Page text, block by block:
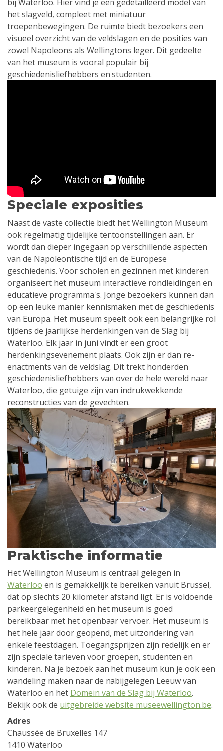
bij Waterloo. Hier vind je een gedetailleerd model van
het slagveld, compleet met miniatuur
troepenbewegingen. De ruimte biedt bezoekers een
visueel overzicht van de veldslagen en de posities van
zowel Napoleons als Wellingtons leger. Dit gedeelte
van het museum is vooral populair bij
geschiedenisliefhebbers en studenten.
Speciale exposities
Naast de vaste collectie biedt het Wellington Museum
ook regelmatig tijdelijke tentoonstellingen aan. Er
wordt dan dieper ingegaan op verschillende aspecten
van de Napoleontische tijd en de Europese
geschiedenis. Voor scholen en gezinnen met kinderen
organiseert het museum interactieve rondleidingen en
educatieve programma's. Jonge bezoekers kunnen dan
op een leuke manier kennismaken met de geschiedenis
van Europa. Het museum speelt ook een belangrijke rol
tijdens de jaarlijkse herdenkingen van de Slag bij
Waterloo. Elk jaar in juni vindt er een groot
herdenkingsevenement plaats. Ook zijn er dan re-
enactments van de veldslag. Dit trekt honderden
geschiedenisliefhebbers van over de hele wereld naar
Waterloo, die getuige zijn van indrukwekkende
reconstructies van de gevechten.
Praktische informatie
Het Wellington Museum is centraal gelegen in
Waterloo en is gemakkelijk te bereiken vanuit Brussel,
dat op slechts 20 kilometer afstand ligt. Er is voldoende
parkeergelegenheid en het museum is goed
bereikbaar met het openbaar vervoer. Het museum is
het hele jaar door geopend, met uitzondering van
enkele feestdagen. Toegangsprijzen zijn redelijk en er
zijn speciale tarieven voor groepen, studenten en
kinderen. Na je bezoek aan het museum kun je ook een
wandeling maken naar de nabijgelegen Leeuw van
Waterloo en het Domein van de Slag bij Waterloo.
Bekijk ook de uitgebreide website museewellington.be.
Adres
Chaussée de Bruxelles 147
1410 Waterloo